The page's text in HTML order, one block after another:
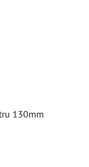
130mm